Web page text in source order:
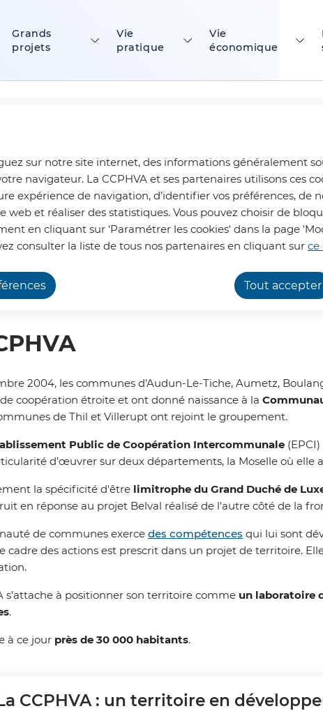
sur notre site internet, des informations généralement
navigateur. La CCPHVA et ses partenaires utilisons ces
expérience de navigation, d’identifier vos préférences, de
web et réaliser des statistiques. Vous pouvez choisir de
en cliquant sur 'Paramétrer les cookies' dans la page
consulter la liste de tous nos partenaires en cliquant sur ce
Tout accepter
contenu principal
Consulter le plan du site
Grands
projets
Vie
pratique
Vie
économique
interdépartementale et
2004, les communes d'Audun-Le-Tiche, Aumetz,
coopération étroite et ont donné naissance à la
de Thil et Villerupt ont rejoint le groupement.
Public de Coopération Intercommunale
d’œuvrer sur deux départements, la Moselle où elle
la spécificité d'être limitrophe du Grand Duché de
en réponse au projet Belval réalisé de l'autre côté de la
de communes exerce des compétences qui lui sont
cadre des actions est prescrit dans un projet de territoire.
s’attache à positionner son territoire comme un laboratoire
.
à ce jour près de 30 000 habitants.
CCPHVA : un territoire en